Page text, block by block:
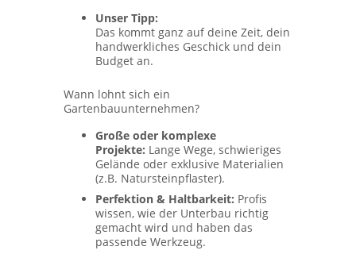
Unser Tipp:
Das kommt ganz auf deine Zeit, dein
handwerkliches Geschick und dein
Budget an.
Wann lohnt sich ein
Gartenbauunternehmen?
Große oder komplexe
Projekte: Lange Wege, schwieriges
Gelände oder exklusive Materialien
(z.B. Natursteinpflaster).
Perfektion & Haltbarkeit: Profis
wissen, wie der Unterbau richtig
gemacht wird und haben das
passende Werkzeug.